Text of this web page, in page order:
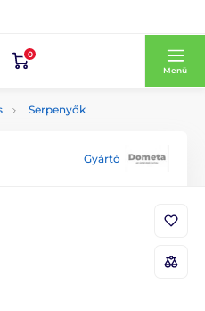
0
Menü
Serpenyők
Gyártó